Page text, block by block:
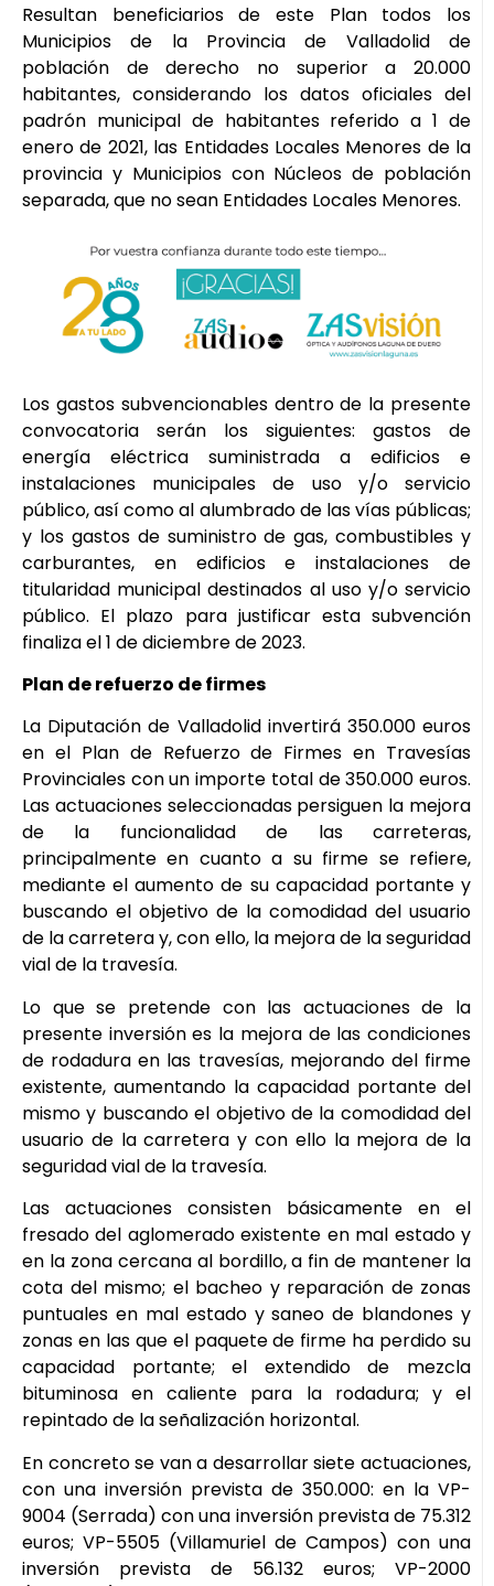
Resultan beneficiarios de este Plan todos los
Municipios de la Provincia de Valladolid de
población de derecho no superior a 20.000
habitantes, considerando los datos oficiales del
padrón municipal de habitantes referido a 1 de
enero de 2021, las Entidades Locales Menores de la
provincia y Municipios con Núcleos de población
separada, que no sean Entidades Locales Menores.
Los gastos subvencionables dentro de la presente
convocatoria serán los siguientes: gastos de
energía eléctrica suministrada a edificios e
instalaciones municipales de uso y/o servicio
público, así como al alumbrado de las vías públicas;
y los gastos de suministro de gas, combustibles y
carburantes, en edificios e instalaciones de
titularidad municipal destinados al uso y/o servicio
público. El plazo para justificar esta subvención
finaliza el 1 de diciembre de 2023.
Plan de refuerzo de firmes
La Diputación de Valladolid invertirá 350.000 euros
en el Plan de Refuerzo de Firmes en Travesías
Provinciales con un importe total de 350.000 euros.
Las actuaciones seleccionadas persiguen la mejora
de la funcionalidad de las carreteras,
principalmente en cuanto a su firme se refiere,
mediante el aumento de su capacidad portante y
buscando el objetivo de la comodidad del usuario
de la carretera y, con ello, la mejora de la seguridad
vial de la travesía.
Lo que se pretende con las actuaciones de la
presente inversión es la mejora de las condiciones
de rodadura en las travesías, mejorando del firme
existente, aumentando la capacidad portante del
mismo y buscando el objetivo de la comodidad del
usuario de la carretera y con ello la mejora de la
seguridad vial de la travesía.
Las actuaciones consisten básicamente en el
fresado del aglomerado existente en mal estado y
en la zona cercana al bordillo, a fin de mantener la
cota del mismo; el bacheo y reparación de zonas
puntuales en mal estado y saneo de blandones y
zonas en las que el paquete de firme ha perdido su
capacidad portante; el extendido de mezcla
bituminosa en caliente para la rodadura; y el
repintado de la señalización horizontal.
En concreto se van a desarrollar siete actuaciones,
con una inversión prevista de 350.000: en la VP-
9004 (Serrada) con una inversión prevista de 75.312
euros; VP-5505 (Villamuriel de Campos) con una
inversión prevista de 56.132 euros; VP-2000